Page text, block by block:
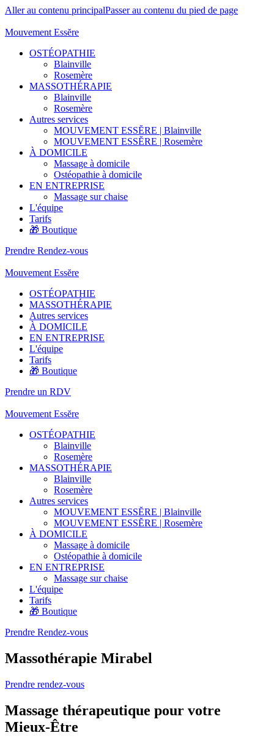
Aller au contenu principalPasser au contenu du pied de page
Mouvement Essĕre
OSTÉOPATHIE
Blainville
Rosemère
MASSOTHÉRAPIE
Blainville
Rosemère
Autres services
MOUVEMENT ESSĔRE | Blainville
MOUVEMENT ESSĔRE | Rosemère
À DOMICILE
Massage à domicile
Ostéopathie à domicile
EN ENTREPRISE
Massage sur chaise
L'équipe
Tarifs
🎁 Boutique
Prendre Rendez-vous
Mouvement Essĕre
OSTÉOPATHIE
MASSOTHÉRAPIE
Autres services
À DOMICILE
EN ENTREPRISE
L'équipe
Tarifs
🎁 Boutique
Prendre un RDV
Mouvement Essĕre
OSTÉOPATHIE
Blainville
Rosemère
MASSOTHÉRAPIE
Blainville
Rosemère
Autres services
MOUVEMENT ESSĔRE | Blainville
MOUVEMENT ESSĔRE | Rosemère
À DOMICILE
Massage à domicile
Ostéopathie à domicile
EN ENTREPRISE
Massage sur chaise
L'équipe
Tarifs
🎁 Boutique
Prendre Rendez-vous
Massothérapie Mirabel
Prendre rendez-vous
Massage thérapeutique pour votre
Mieux-Être